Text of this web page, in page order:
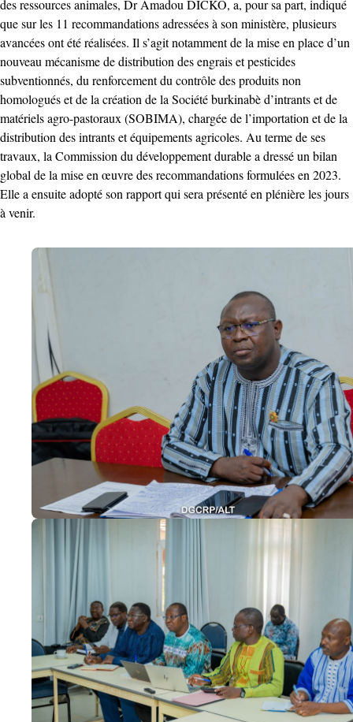
des ressources animales, Dr Amadou DICKO, a, pour sa part, indiqué
que sur les 11 recommandations adressées à son ministère, plusieurs
avancées ont été réalisées. Il s’agit notamment de la mise en place d’un
nouveau mécanisme de distribution des engrais et pesticides
subventionnés, du renforcement du contrôle des produits non
homologués et de la création de la Société burkinabè d’intrants et de
matériels agro-pastoraux (SOBIMA), chargée de l’importation et de la
distribution des intrants et équipements agricoles. Au terme de ses
travaux, la Commission du développement durable a dressé un bilan
global de la mise en œuvre des recommandations formulées en 2023.
Elle a ensuite adopté son rapport qui sera présenté en plénière les jours
à venir.